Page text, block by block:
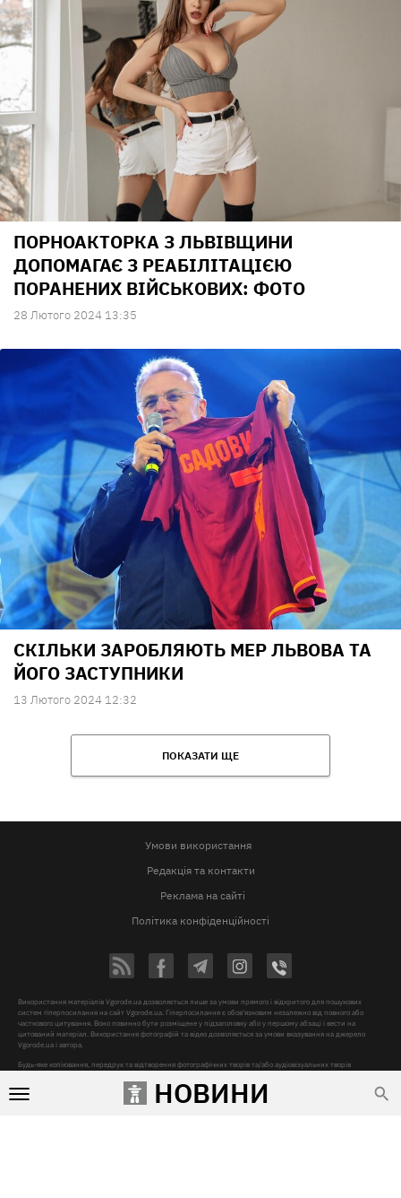
НОВИНИ
ПОРНОАКТОРКА З ЛЬВІВЩИНИ
ДОПОМАГАЄ З РЕАБІЛІТАЦІЄЮ
ПОРАНЕНИХ ВІЙСЬКОВИХ: ФОТО
28 Лютого 2024 13:35
СКІЛЬКИ ЗАРОБЛЯЮТЬ МЕР ЛЬВОВА ТА
ЙОГО ЗАСТУПНИКИ
13 Лютого 2024 12:32
ПОКАЗАТИ ЩЕ
Умови використання
Редакція та контакти
Реклама на сайті
Політика конфіденційності
Використання матеріалів Vgorode.ua дозволяється лише за умови прямого і відкритого для пошукових
систем гіперпосилання на сайт Vgorode.ua. Гіперпосилання є обов'язковим незалежно від повного або
часткового цитування. Воно повинно бути розміщене у підзаголовку або у першому абзаці і вести на
цитований матеріал. Використання фотографій та відео дозволяється за умови вказування на джерело
Vgorode.ua і автора.
Будь-яке копіювання, передрук та відтворення фотографічних творів та/або аудіовізуальних творів
Суб'єкт у сфері онлайн-медіа, Назва онлайн-медіа – «VGORODE», Адреса: 02091, місто Київ, ХАРКІВСЬКЕ
ШОСЕ, будинок 172-Б, офіс 208/1, E-mail:
sunlight@mediadim.com.ua, Телефон: 044-205-43-00,